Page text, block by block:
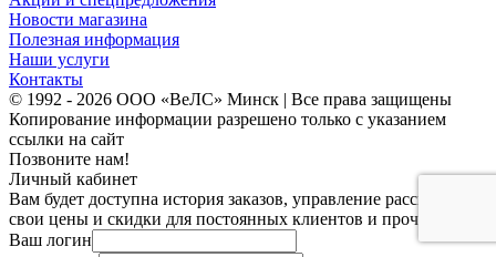
Новости магазина
Полезная информация
Наши услуги
Контакты
© 1992 - 2026 ООО «ВеЛС» Минск | Все права защищены
Копирование информации разрешено только с указанием
ссылки на сайт
Позвоните нам!
Личный кабинет
Вам будет доступна история заказов, управление рассылками,
свои цены и скидки для постоянных клиентов и прочее.
Ваш логин